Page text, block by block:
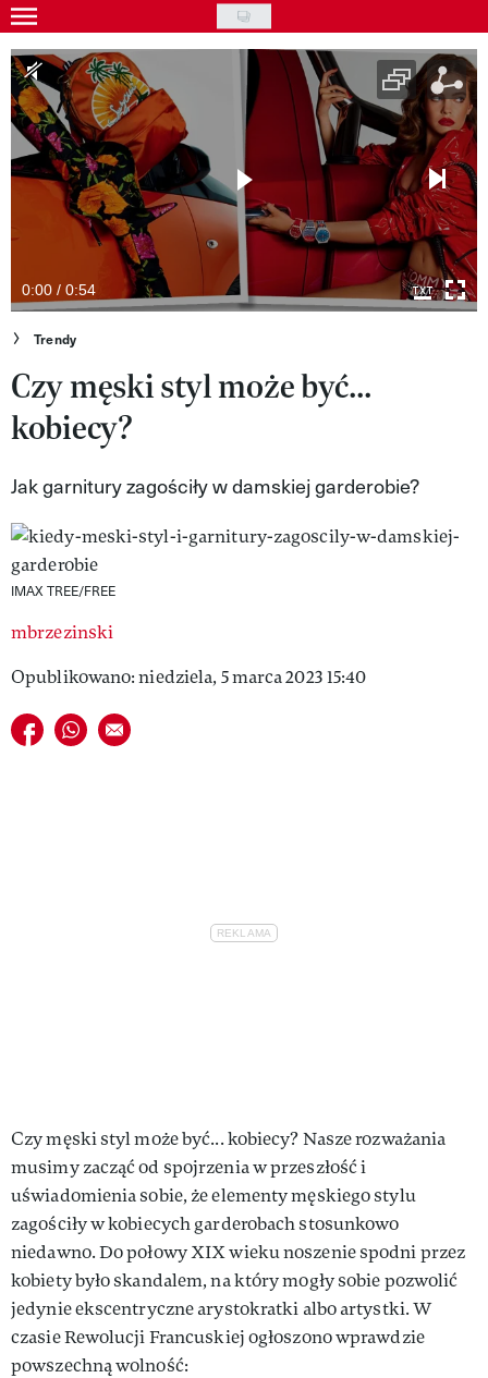
Skip
to
main
content
Gwiazdy
Ludzie
Moda
Uroda
Styl życia
Kultura
Wideo
Nasze akcje
VIVA!ART
VIVA!MAN
0:00 / 0:54
Trendy
Czy męski styl może być...
kobiecy?
Jak garnitury zagościły w damskiej garderobie?
IMAX TREE/FREE
mbrzezinski
Opublikowano: niedziela, 5 marca 2023 15:40
Udostępnij na facebook
Udostępnij na whatsapp
E-mail do przyjaciela
Czy męski styl może być... kobiecy? Nasze rozważania
musimy zacząć od spojrzenia w przeszłość i
uświadomienia sobie, że elementy męskiego stylu
zagościły w kobiecych garderobach stosunkowo
niedawno. Do połowy XIX wieku noszenie spodni przez
kobiety było skandalem, na który mogły sobie pozwolić
jedynie ekscentryczne arystokratki albo artystki. W
czasie Rewolucji Francuskiej ogłoszono wprawdzie
powszechną wolność: